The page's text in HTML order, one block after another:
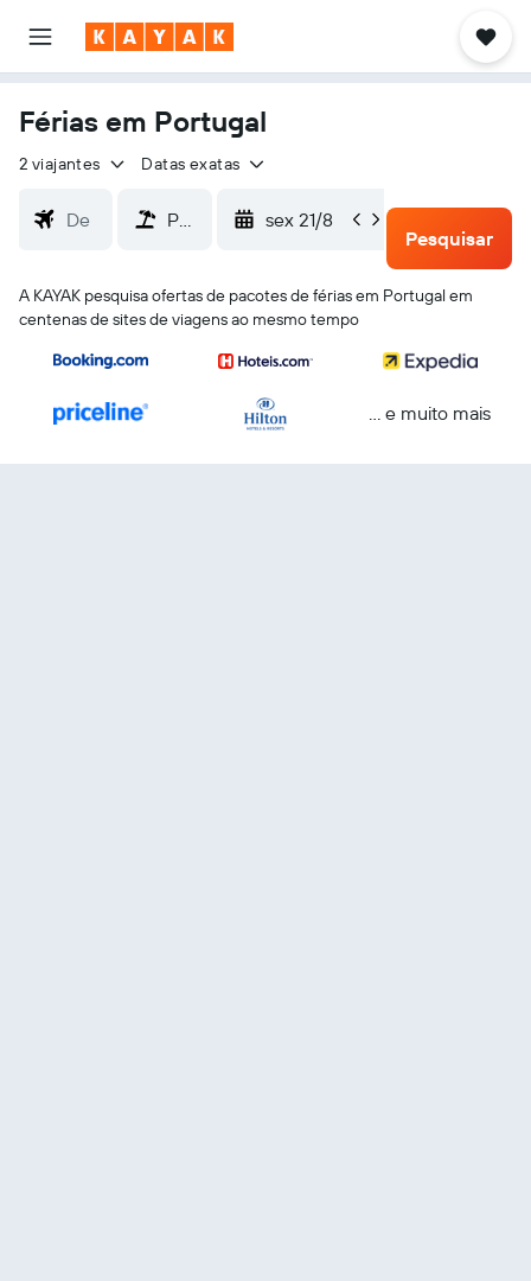
Férias em Portugal
2 viajantes Datas exatas
sex 21/8
seg 24/8
Pesquisar
A KAYAK pesquisa ofertas de pacotes de férias em Portugal em
centenas de sites de viagens ao mesmo tempo
... e muito mais